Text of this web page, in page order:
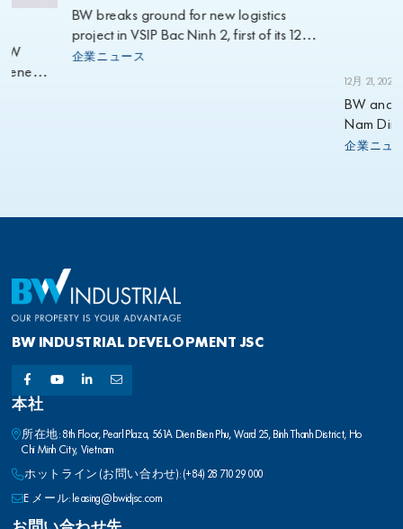
BW breaks ground for new logistics
project in VSIP Bac Ninh 2, first of its 12
planned projects for 2024
企業ニュース
BW INDUSTRIAL DEVELOPMENT JSC
本社
所在地: 8th Floor, Pearl Plaza, 561A Dien Bien Phu, Ward 25, Binh Thanh District, Ho
Chi Minh City, Vietnam
ホットライン (お問い合わせ): (+84) 28 710 29 000
E メール: leasing@bwidjsc.com